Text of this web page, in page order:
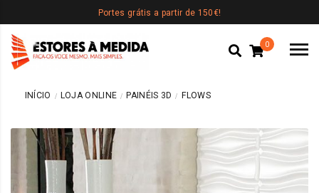
Portes grátis a partir de 150€!
0
INÍCIO LOJA ONLINE PAINÉIS 3D FLOWS